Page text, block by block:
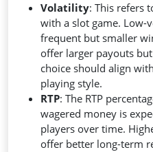
Volatility: This refers
with a slot game.
frequent but smaller
offer larger payouts
choice should align
playing style.
RTP: The RTP
wagered money is
players over time.
offer better long-term